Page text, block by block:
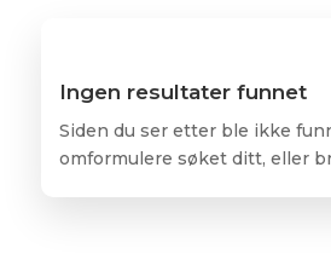
Ingen resultater funnet
Siden du ser etter ble ikke
omformulere søket ditt, eller